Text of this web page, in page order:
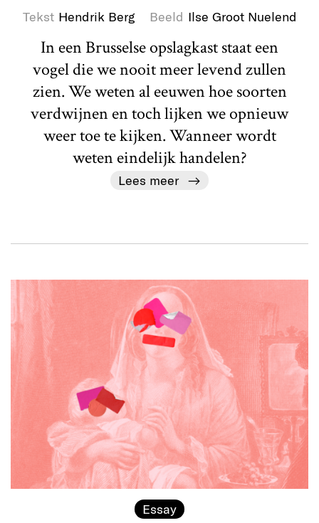
Tekst Hendrik Berg Beeld Ilse Groot Nuelend
In een Brusselse opslagkast staat een
vogel die we nooit meer levend zullen
zien. We weten al eeuwen hoe soorten
verdwijnen en toch lijken we opnieuw
weer toe te kijken. Wanneer wordt
weten eindelijk handelen?
Lees meer
Essay